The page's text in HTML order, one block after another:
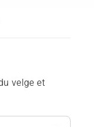
velge et